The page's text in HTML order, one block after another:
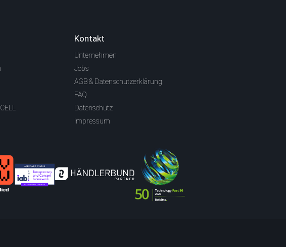
Kontakt
Unternehmen
Jobs
AGB & Datenschutzerklärung
FAQ
Datenschutz
Impressum